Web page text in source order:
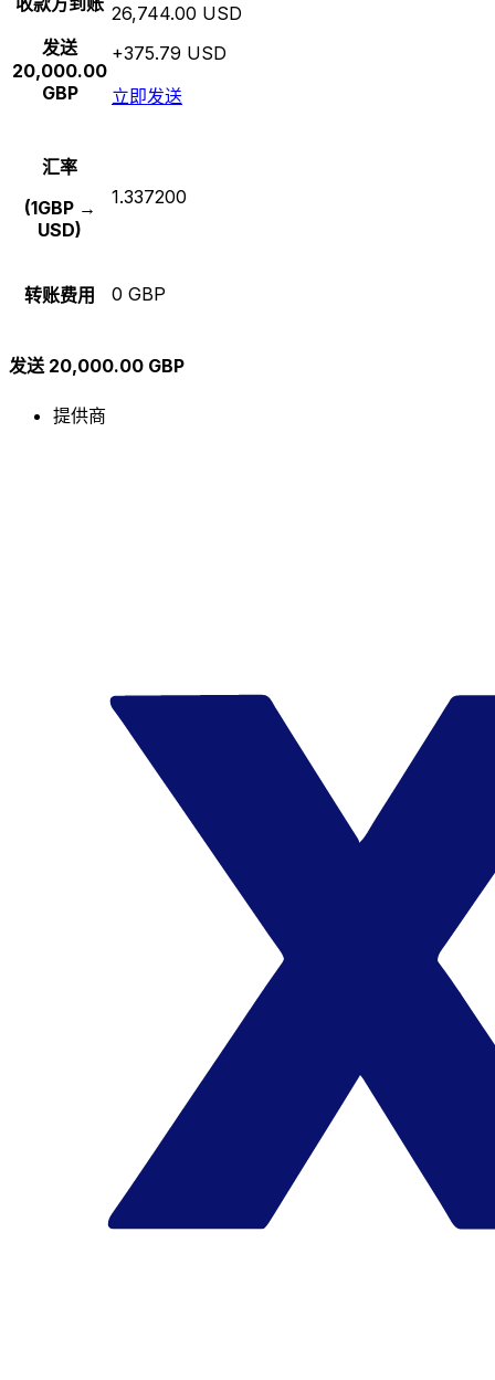
发送
20,000.00
GBP
26,744.00 USD
+375.79 USD
立即发送
汇率
(1GBP →
USD)
1.337200
转账费用 0 GBP
发送 20,000.00 GBP
提供商